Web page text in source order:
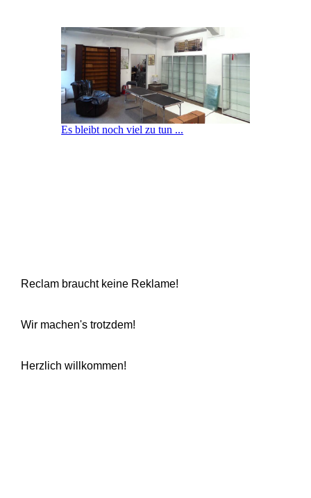
Es bleibt noch viel zu tun ...
Reclam braucht keine Reklame!
Wir machen's trotzdem!
Herzlich willkommen!